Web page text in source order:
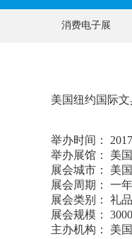
消费电子展
美国纽约国际文
举办时间：
举办展馆： 美
展会城市： 美
展会周期： 一
展会类别： 礼
展会规模：
主办机构： 美